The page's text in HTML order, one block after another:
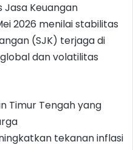
Jasa Keuangan
2026 menilai stabilitas
(SJK) terjaga di
dan volatilitas
Timur Tengah yang
tekanan inflasi